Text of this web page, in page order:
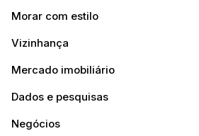
Morar com estilo
Vizinhança
Mercado imobiliário
Dados e pesquisas
Negócios